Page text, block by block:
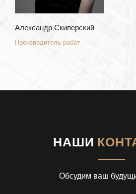
Александр Скиперский
Производитель работ
НАШИ
Обсудим ваш